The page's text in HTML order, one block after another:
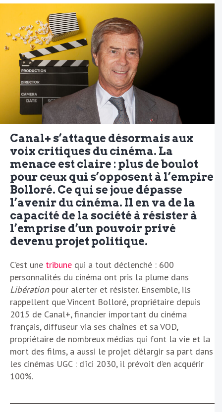
Canal+ s’attaque désormais aux
voix critiques du cinéma. La
menace est claire : plus de boulot
pour ceux qui s’opposent à l’empire
Bolloré. Ce qui se joue dépasse
l’avenir du cinéma. Il en va de la
capacité de la société à résister à
l’emprise d’un pouvoir privé
devenu projet politique.
C’est une tribune qui a tout déclenché : 600
personnalités du cinéma ont pris la plume dans
Libérationpour alerter et résister. Ensemble, ils
rappellent que Vincent Bolloré, propriétaire depuis
2015 de Canal+, financier important du cinéma
français, diffuseur via ses chaînes et sa VOD,
propriétaire de nombreux médias qui font la vie et la
mort des films, a aussi le projet d’élargir sa part dans
les cinémas UGC : d’ici 2030, il prévoit d’en acquérir
100%.